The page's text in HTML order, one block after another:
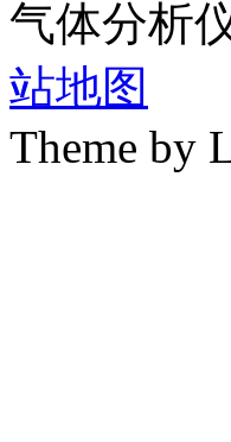
气体分析
站地图
Theme by